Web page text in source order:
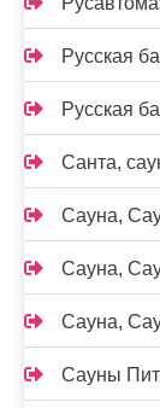
Русская
Русская
Санта,
Сауна,
Сауна,
Сауна,
Сауны